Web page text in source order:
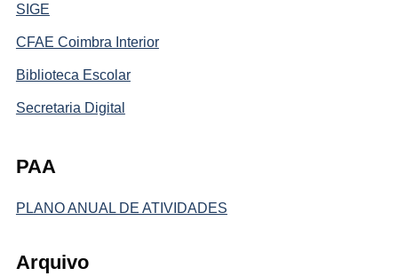
SIGE
CFAE Coimbra Interior
Biblioteca Escolar
Secretaria Digital
PAA
PLANO ANUAL DE ATIVIDADES
Arquivo